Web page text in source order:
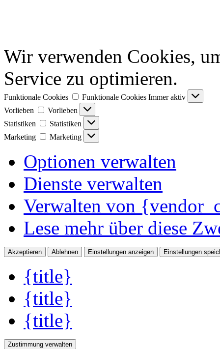
Wir verwenden Cookies,
Service zu optimieren.
Funktionale Cookies Funktionale Cookies Immer aktiv
Vorlieben
Vorlieben
Statistiken
Statistiken
Marketing
Marketing
Optionen verwalten
Dienste verwalten
Verwalten von
Lese mehr über diese
Akzeptieren Ablehnen Einstellungen anzeigen Einstellungen
{title}
{title}
{title}
Zustimmung verwalten